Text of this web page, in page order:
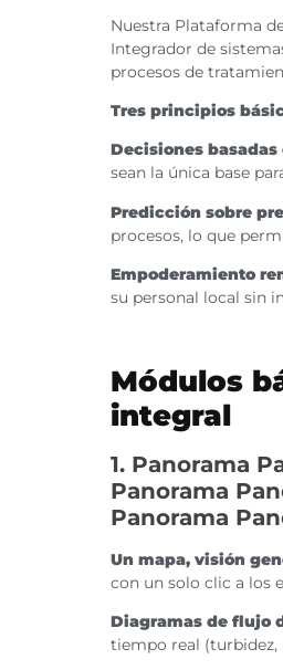
Nuestra Plataforma
Integrador de
procesos de
Tres principios
Decisiones basadas
sean la única base
Predicción sobre
procesos, lo que
Empoderamiento
su personal local sin
Módulos
integral
1. Panorama
Panorama
Panorama
Un mapa, visión
con un solo clic a los
Diagramas de flujo
tiempo real (turbidez,